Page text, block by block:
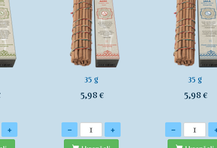
+
35 g
5,98 €
Kiekis
- +
35 g
5,98 €
Kiekis
-